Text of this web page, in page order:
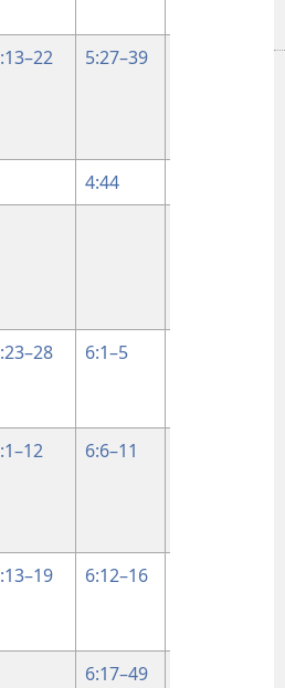
5:27–39
4:44
6:1–5
6:6–11
6:12–16
6:17–49